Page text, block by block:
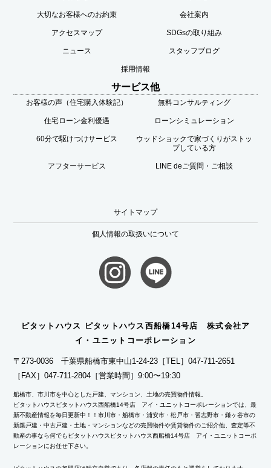
大切なお客様へのお約束 会社案内
アクセスマップ SDGsの取り組み
ニュース スタッフブログ
採用情報
サービス他
お客様の声（住宅購入体験記） 無料コンサルティング
住宅ローン金利優遇 ローンシミュレーション
60分で駆けつけサービス
ウッドショックで家づくりがストッ
プしている方
アフターサービス LINE deご質問・ご相談
サイトマップ
個人情報の取扱いについて
ピタットハウス ピタットハウス西船橋14号店 株式会社ア
イ・ユニットコーポレーション
〒273-0036 千葉県船橋市東中山1-24-23 ［TEL］047-711-2651
［FAX］047-711-2804 ［営業時間］9:00〜19:30
船橋市、市川市を中心とした戸建、マンション、土地の売買物件情報。
ピタットハウスピタットハウス西船橋14号店 アイ・ユニットコーポレーションでは、最
新不動産情報を毎日更新中！！市川市・船橋市・浦安市・松戸市・習志野市・鎌ヶ谷市の
新築戸建・中古戸建・土地・マンションなどの売買物件や賃貸物件のご紹介他、査定等不
動産の事なら何でもピタットハウスピタットハウス西船橋14号店 アイ・ユニットコーポ
レーションにお任せ下さい。